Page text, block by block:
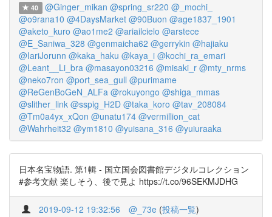
40 @Ginger_mikan @spring_sr220 @_mochi_
@o9rana10 @4DaysMarket @90Buon @age1837_1901
@aketo_kuro @ao1me2 @ariailcielo @arstece
@E_Saniwa_328 @genmaicha62 @gerrykin @hajiaku
@IariJorunn @kaka_haku @kaya_i @kochi_ra_emari
@Leant__Li_bra @masayon03216 @misaki_r @mty_nrms
@neko7ron @port_sea_gull @purimame
@ReGenBoGeN_ALFa @rokuyongo @shiga_mmas
@slither_link @sspig_H2D @taka_koro @tav_208084
@Tm0a4yx_xQon @unatu174 @vermillion_cat
@Wahrheit32 @ym1810 @yuisana_316 @yuiuraaka
日本名宝物語. 第1輯 - 国立国会図書館デジタルコレクション
#参考文献 楽しそう、後で見よ https://t.co/96SEKMJDHG
2019-09-12 19:32:56 @_73e (投稿一覧)